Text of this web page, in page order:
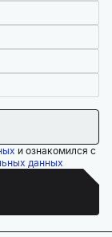
и ознакомился с
данных